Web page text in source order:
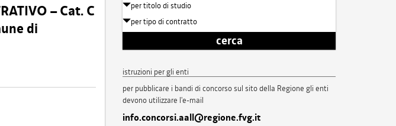
– Cat. C
di
per titolo di studio
per tipo di contratto
cerca
istruzioni per gli enti
per pubblicare i bandi di concorso sul sito della Regione gli enti
devono utilizzare l'e-mail
info.concorsi.aall@regione.fvg.it